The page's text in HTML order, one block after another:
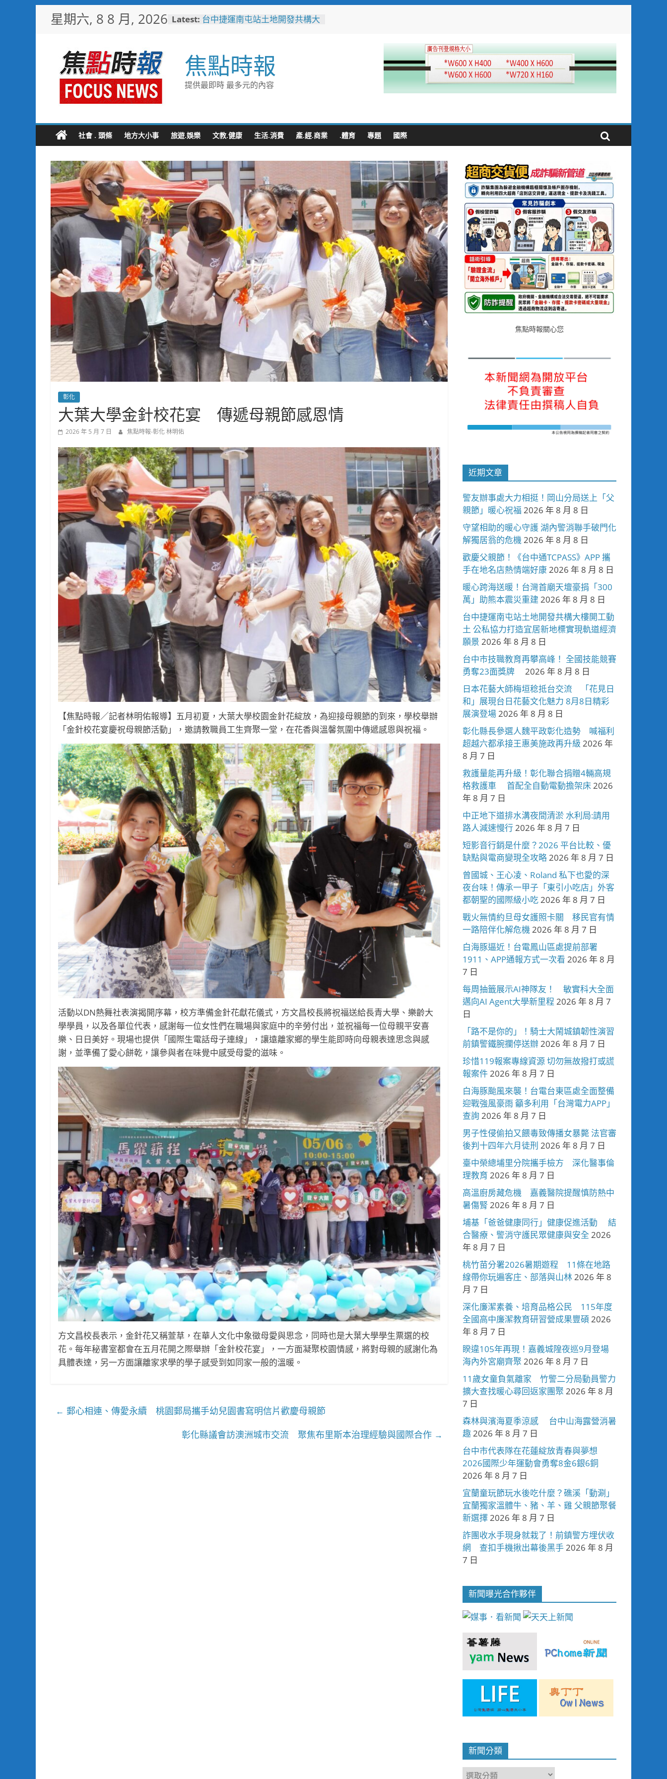
星期六, 8 8 月, 2026 Latest: 台中捷運南屯站土地開發共構大
送上「父親節」暖心祝福
守望相助的暖心守護 湖內警消
聯手破門化解獨居翁的危機
歡慶父親節！《台中通
捐「300萬」助熊本震災重建
焦點時報
提供最即時 最多元的內容
社會 . 頭條 地方大小事 旅遊.娛樂 文教.健康 生活.消費 產.經.商業 .體育 專題 國際
彰化
大葉大學金針校花宴 傳遞母親節感恩情
2026 年 5 月 7 日 焦點時報-彰化 林明佑
【焦點時報／記者林明佑報導】五月初夏，大葉大學校園金針花綻放，為迎接母親節的到來，學校舉辦
「金針校花宴慶祝母親節活動」，邀請教職員工生齊聚一堂，在花香與溫馨氛圍中傳遞感恩與祝福。
活動以DN熱舞社表演揭開序幕，校方準備金針花獻花儀式，方文昌校長將祝福送給長青大學、樂齡大
學學員，以及各單位代表，感謝每一位女性們在職場與家庭中的辛勞付出，並祝福每一位母親平安喜
樂、日日美好。現場也提供「國際生電話母子連線」，讓遠離家鄉的學生能即時向母親表達思念與感
謝，並準備了愛心餅乾，讓參與者在味覺中感受母愛的滋味。
方文昌校長表示，金針花又稱萱草，在華人文化中象徵母愛與思念，同時也是大葉大學學生票選的校
花。每年秘書室都會在五月花開之際舉辦「金針校花宴」，一方面凝聚校園情感，將對母親的感謝化為
具體表達，另一方面讓離家求學的學子感受到如同家一般的溫暖。
← 郵心相連、傳愛永續 桃園郵局攜手幼兒園書寫明信片歡慶母親節
彰化縣議會訪澳洲城市交流 聚焦布里斯本治理經驗與國際合作 →
焦點時報關心您
近期文章
警友辦事處大力相挺！岡山分局送上「父
親節」暖心祝福 2026 年 8 月 8 日
守望相助的暖心守護 湖內警消聯手破門化
解獨居翁的危機2026 年 8 月 8 日
歡慶父親節！《台中通TCPASS》APP 攜
手在地名店熱情端好康2026 年 8 月 8 日
暖心跨海送暖！台灣首廟天壇豪捐「300
萬」助熊本震災重建 2026 年 8 月 8 日
台中捷運南屯站土地開發共構大樓開工動
土 公私協力打造宜居新地標實現軌道經濟
願景 2026 年 8 月 8 日
台中市技職教育再攀高峰！ 全國技能競賽
勇奪23面獎牌
2026 年 8 月 8 日
日本花藝大師梅垣稔抵台交流 「花見日
和」展現台日花藝文化魅力 8月8日精彩
展演登場2026 年 8 月 8 日
彰化縣長參選人魏平政彰化造勢 喊福利
超越六都承接王惠美施政再升級 2026 年
8 月 7 日
救護量能再升級！彰化聯合捐贈4輛高規
格救護車 首配全自動電動擔架床2026
年 8 月 7 日
中正地下道排水溝夜間清淤 水利局:請用
路人減速慢行2026 年 8 月 7 日
短影音行銷是什麼？2026 平台比較、優
缺點與電商變現全攻略2026 年 8 月 7 日
曾國城、王心凌、Roland 私下也愛的深
夜台味！傳承一甲子「東引小吃店」外客
都朝聖的國際級小吃2026 年 8 月 7 日
戰火無情約旦母女護照卡關 移民官有情
一路陪伴化解危機2026 年 8 月 7 日
白海豚逼近！台電鳳山區處提前部署
1911、APP通報方式一次看 2026 年 8 月
7 日
每周抽籤展示AI神隊友！ 敏實科大全面
邁向AI Agent大學新里程 2026 年 8 月 7
日
「路不是你的」！騎士大鬧城鎮韌性演習
前鎮警鐵腕攔停送辦2026 年 8 月 7 日
珍惜119報案專線資源 切勿無故撥打或謊
報案件2026 年 8 月 7 日
白海豚颱風來襲！台電台東區處全面整備
迎戰強風豪雨 籲多利用「台灣電力APP」
查詢 2026 年 8 月 7 日
男子性侵偷拍又餵毒致傳播女暴斃 法官審
後判十四年六月徒刑 2026 年 8 月 7 日
臺中榮總埔里分院攜手檢方 深化醫事倫
理教育 2026 年 8 月 7 日
高溫廚房藏危機 嘉義醫院提醒慎防熱中
暑傷腎 2026 年 8 月 7 日
埔基「爸爸健康同行」健康促進活動 結
合醫療、警消守護民眾健康與安全 2026
年 8 月 7 日
桃竹苗分署2026暑期遊程 11條在地路
線帶你玩遍客庄、部落與山林2026 年 8
月 7 日
深化廉潔素養、培育品格公民 115年度
全國高中廉潔教育研習營成果豐碩 2026
年 8 月 7 日
睽違105年再現！嘉義城隍夜巡9月登場
海內外宮廟齊聚 2026 年 8 月 7 日
11歲女童負氣離家 竹警二分局動員警力
擴大查找暖心尋回返家團聚 2026 年 8 月
7 日
森林與濱海夏季涼感 台中山海露營消暑
趣2026 年 8 月 7 日
台中市代表隊在花蓮綻放青春與夢想
2026國際少年運動會勇奪8金6銀6銅
2026 年 8 月 7 日
宜蘭童玩節玩水後吃什麼？礁溪「動涮」
宜蘭獨家溫體牛、豬、羊、雞 父親節聚餐
新選擇2026 年 8 月 7 日
詐團收水手現身就栽了！前鎮警方埋伏收
網 查扣手機揪出幕後黑手2026 年 8 月
7 日
新聞曝光合作夥伴
新聞分類
新